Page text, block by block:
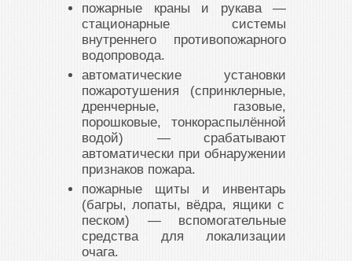
пожарные краны и рукава—
стационарные системы
внутреннего противопожарного
водопровода.
автоматические установки
пожаротушения (спринклерные,
дренчерные, газовые,
порошковые, тонкораспылённой
водой) — срабатывают
автоматически при обнаружении
признаков пожара.
пожарные щиты и инвентарь
(багры, лопаты, вёдра, ящики с
песком) — вспомогательные
средства для локализации
очага.